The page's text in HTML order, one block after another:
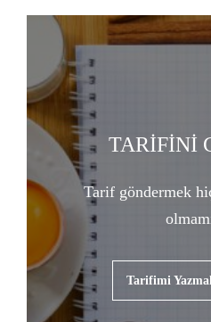
TARİFİNİ
Tarif göndermek
Tarifimi